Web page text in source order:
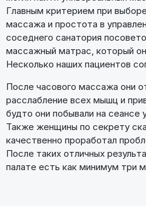
Главным критерием при
массажа и простота в
соседнего санатория
массажный матрас, который
Несколько наших пациентов
После часового массажа они
расслабление всех мышц и
будто они побывали на
Также женщины по секрету
качественно проработал
После таких отличных
палате есть как минимум три